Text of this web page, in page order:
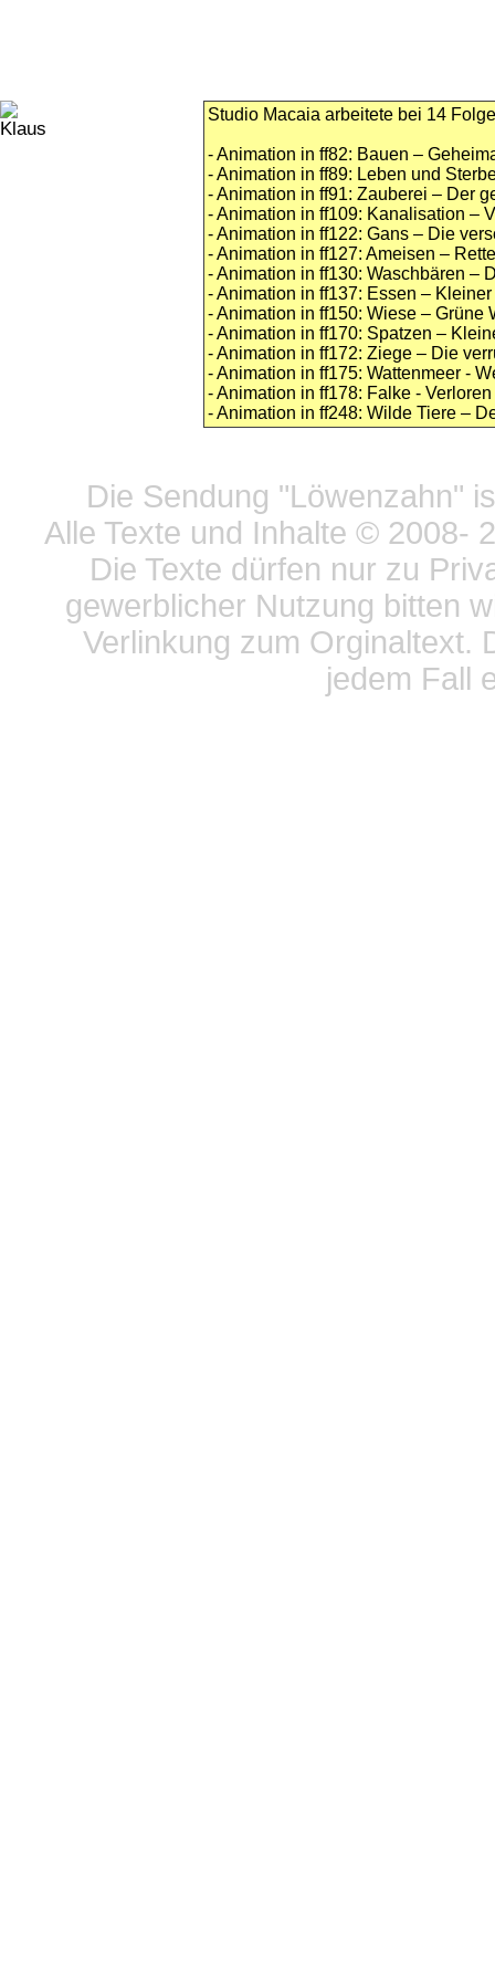
Studio Macaia arbeitete bei 14
- Animation in ff82: Bauen –
- Animation in ff89: Leben und
- Animation in ff91: Zauberei – Der
- Animation in ff109: Kanalisation –
- Animation in ff122: Gans – Die
- Animation in ff127: Ameisen –
- Animation in ff130: Waschbären –
- Animation in ff137: Essen –
- Animation in ff150: Wiese – Grüne
- Animation in ff170: Spatzen –
- Animation in ff172: Ziege – Die
- Animation in ff175: Wattenmeer -
- Animation in ff178: Falke -
- Animation in ff248: Wilde Tiere –
Die Sendung "Löwenzahn"
Alle Texte und Inhalte © 2008-
Die Texte dürfen nur zu
gewerblicher Nutzung bitten
Verlinkung zum Orginaltext.
jedem Fall